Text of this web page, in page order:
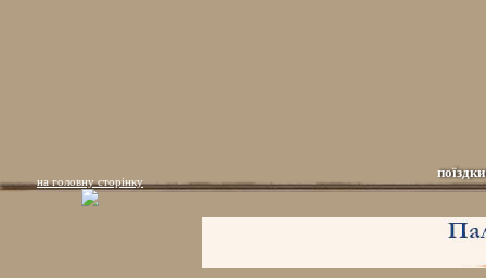
поїздки
на головну сторінку